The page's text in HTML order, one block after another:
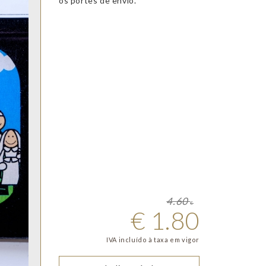
4.60 €
€ 1.80
IVA incluído à taxa em vigor